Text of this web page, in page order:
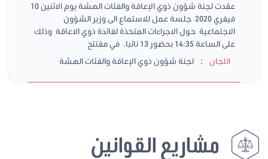
عقدت لجنة شؤون ذوي الإعاقة والفئات الهشة يوم الاثنين 10
فيفري 2020 جلسة عمل للاستماع الى وزير الشؤون
الاجتماعية حول الاجراءات المتخذة لفائدة ذوي الاعاقة وذلك
على الساعة 14:35 بحضور 13 نائبا. في مفتتح
اللجان : لجنة شؤون ذوي الإعاقة والفئات الهشة
مشاريع القوانين